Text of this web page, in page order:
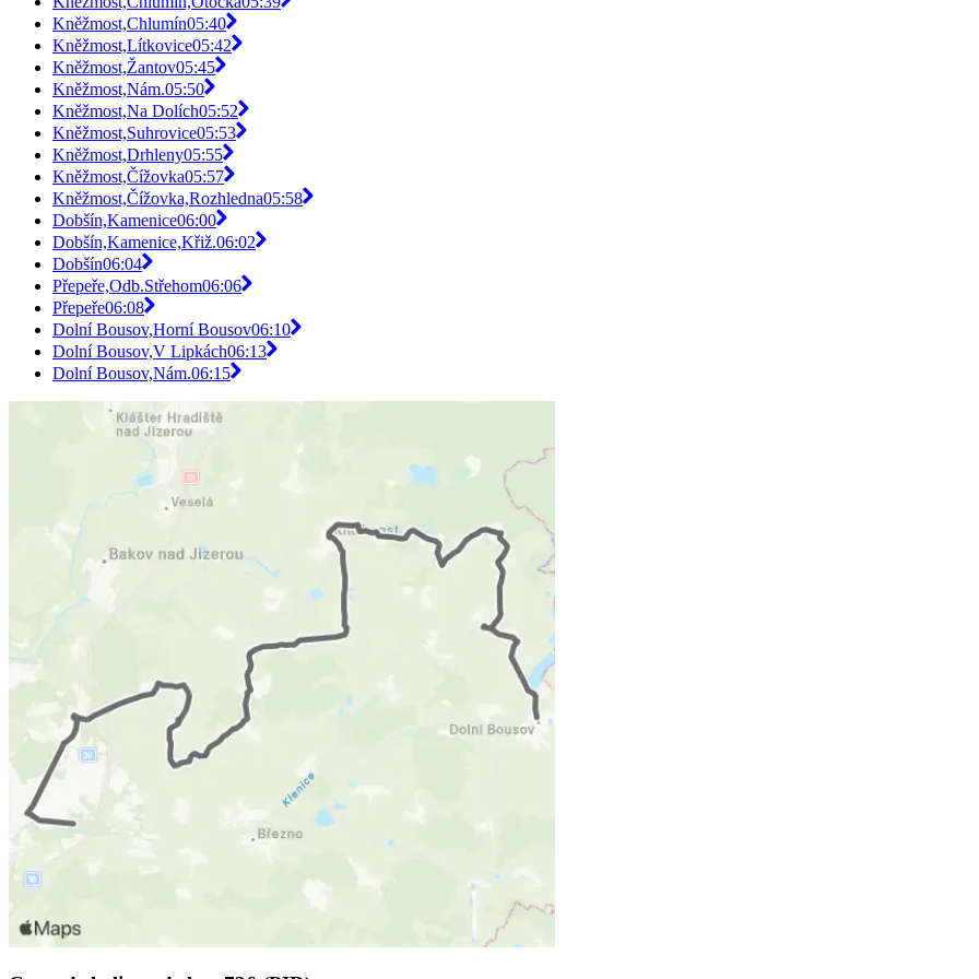
Kněžmost,Chlumín05:40
Kněžmost,Lítkovice05:42
Kněžmost,Žantov05:45
Kněžmost,Nám.05:50
Kněžmost,Na Dolích05:52
Kněžmost,Suhrovice05:53
Kněžmost,Drhleny05:55
Kněžmost,Čížovka05:57
Kněžmost,Čížovka,Rozhledna05:58
Dobšín,Kamenice06:00
Dobšín,Kamenice,Křiž.06:02
Dobšín06:04
Přepeře,Odb.Střehom06:06
Přepeře06:08
Dolní Bousov,Horní Bousov06:10
Dolní Bousov,V Lipkách06:13
Dolní Bousov,Nám.06:15